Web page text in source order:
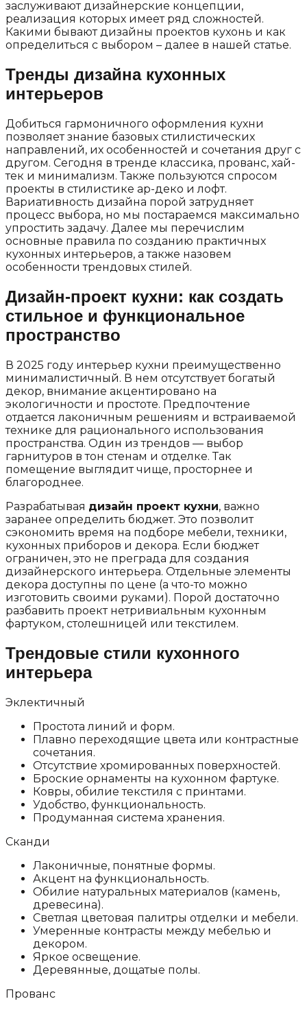
заслуживают дизайнерские концепции,
реализация которых имеет ряд сложностей.
Какими бывают дизайны проектов кухонь и как
определиться с выбором – далее в нашей статье.
Тренды дизайна кухонных
интерьеров
Добиться гармоничного оформления кухни
позволяет знание базовых стилистических
направлений, их особенностей и сочетания друг с
другом. Сегодня в тренде классика, прованс, хай-
тек и минимализм. Также пользуются спросом
проекты в стилистике ар-деко и лофт.
Вариативность дизайна порой затрудняет
процесс выбора, но мы постараемся максимально
упростить задачу. Далее мы перечислим
основные правила по созданию практичных
кухонных интерьеров, а также назовем
особенности трендовых стилей.
Дизайн-проект кухни: как создать
стильное и функциональное
пространство
В 2025 году интерьер кухни преимущественно
минималистичный. В нем отсутствует богатый
декор, внимание акцентировано на
экологичности и простоте. Предпочтение
отдается лаконичным решениям и встраиваемой
технике для рационального использования
пространства. Один из трендов — выбор
гарнитуров в тон стенам и отделке. Так
помещение выглядит чище, просторнее и
благороднее.
Разрабатывая дизайн проект кухни, важно
заранее определить бюджет. Это позволит
сэкономить время на подборе мебели, техники,
кухонных приборов и декора. Если бюджет
ограничен, это не преграда для создания
дизайнерского интерьера. Отдельные элементы
декора доступны по цене (а что-то можно
изготовить своими руками). Порой достаточно
разбавить проект нетривиальным кухонным
фартуком, столешницей или текстилем.
Трендовые стили кухонного
интерьера
Эклектичный
Простота линий и форм.
Плавно переходящие цвета или контрастные
сочетания.
Отсутствие хромированных поверхностей.
Броские орнаменты на кухонном фартуке.
Ковры, обилие текстиля с принтами.
Удобство, функциональность.
Продуманная система хранения.
Сканди
Лаконичные, понятные формы.
Акцент на функциональность.
Обилие натуральных материалов (камень,
древесина).
Светлая цветовая палитры отделки и мебели.
Умеренные контрасты между мебелью и
декором.
Яркое освещение.
Деревянные, дощатые полы.
Прованс